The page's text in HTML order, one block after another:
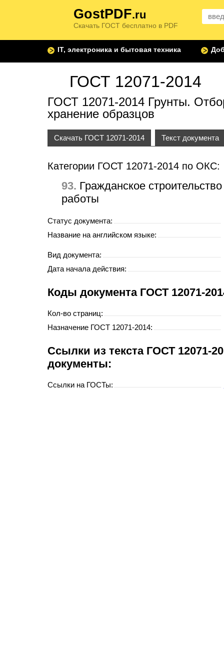
GostPDF.ru
Скачать ГОСТ бесплатно в PDF
IT, электроника и бытовая техника
ГОСТ 12071-2014
ГОСТ 12071-2014 Грунты.
хранение образцов
Скачать ГОСТ 12071-2014 Текст документа
Категории ГОСТ 12071-2014 по ОКС:
93. Гражданское строительство
работы
Статус документа:
Название на английском языке:
Вид документа:
Дата начала действия:
Коды документа ГОСТ 12071-
Кол-во страниц:
Назначение ГОСТ 12071-2014:
Cсылки из текста ГОСТ 12071-
документы:
Ссылки на ГОСТы: